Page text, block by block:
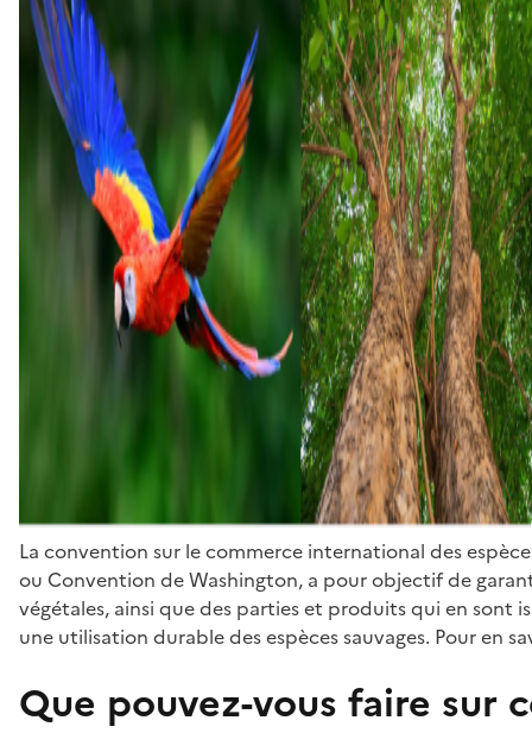
La convention sur le commerce international des
ou Convention de Washington, a pour objectif de
végétales, ainsi que des parties et produits qui en sont
une utilisation durable des espèces sauvages. Pour en
Que pouvez-vous faire sur